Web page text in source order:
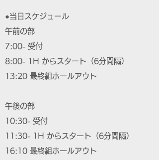
●当日スケジュール
午前の部
7:00- 受付
8:00- 1H からスタート（6分間隔）
13:20 最終組ホールアウト
午後の部
10:30- 受付
11:30- 1H からスタート（6分間隔）
16:10 最終組ホールアウト